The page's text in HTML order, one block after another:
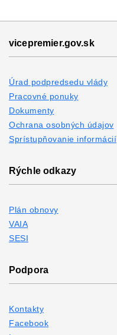
vicepremier.gov.sk
Úrad podpredsedu vlády
Pracovné ponuky
Dokumenty
Ochrana osobných údajov
Sprístupňovanie informácií
Rýchle odkazy
Plán obnovy
VAIA
SESI
Podpora
Kontakty
Facebook